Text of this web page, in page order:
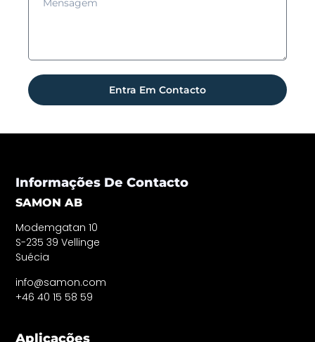
Entra Em Contacto
Informações De Contacto
SAMON AB
Modemgatan 10
S-235 39 Vellinge
Suécia
info@samon.com
+46 40 15 58 59
Aplicações